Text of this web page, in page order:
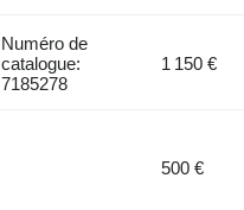
Numéro de
catalogue:
7185278
1 150 €
500 €